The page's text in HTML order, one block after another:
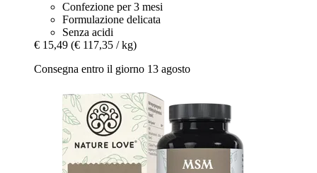
Confezione per 3 mesi
Formulazione delicata
Senza acidi
€ 15,49 (€ 117,35 / kg)
Consegna entro il giorno 13 agosto